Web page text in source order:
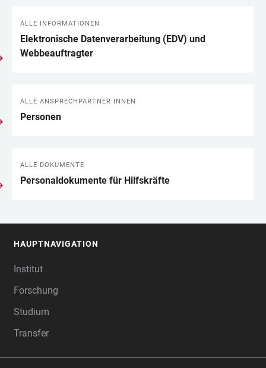
LINKS
ALLE INFORMATIONEN
Elektronische Datenverarbeitung (EDV) und
Webbeauftragter
ALLE ANSPRECHPARTNER:INNEN
Personen
ALLE DOKUMENTE
Personaldokumente für Hilfskräfte
HAUPTNAVIGATION
Institut
Forschung
Studium
Transfer